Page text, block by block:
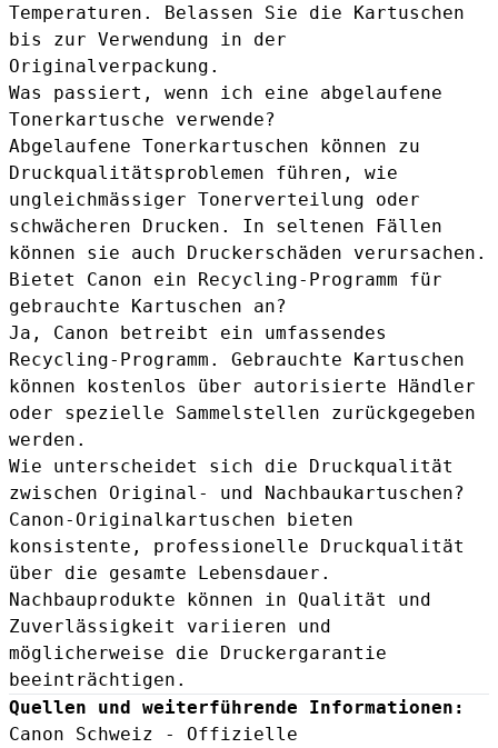
Temperaturen. Belassen Sie die Kartuschen
bis zur Verwendung in der
Originalverpackung.
Was passiert, wenn ich eine abgelaufene
Tonerkartusche verwende?
Abgelaufene Tonerkartuschen können zu
Druckqualitätsproblemen führen, wie
ungleichmässiger Tonerverteilung oder
schwächeren Drucken. In seltenen Fällen
können sie auch Druckerschäden verursachen.
Bietet Canon ein Recycling-Programm für
gebrauchte Kartuschen an?
Ja, Canon betreibt ein umfassendes
Recycling-Programm. Gebrauchte Kartuschen
können kostenlos über autorisierte Händler
oder spezielle Sammelstellen zurückgegeben
werden.
Wie unterscheidet sich die Druckqualität
zwischen Original- und Nachbaukartuschen?
Canon-Originalkartuschen bieten
konsistente, professionelle Druckqualität
über die gesamte Lebensdauer.
Nachbauprodukte können in Qualität und
Zuverlässigkeit variieren und
möglicherweise die Druckergarantie
beeinträchtigen.
Quellen und weiterführende Informationen:
Canon Schweiz - Offizielle